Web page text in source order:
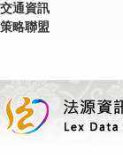
交通資訊
策略聯盟